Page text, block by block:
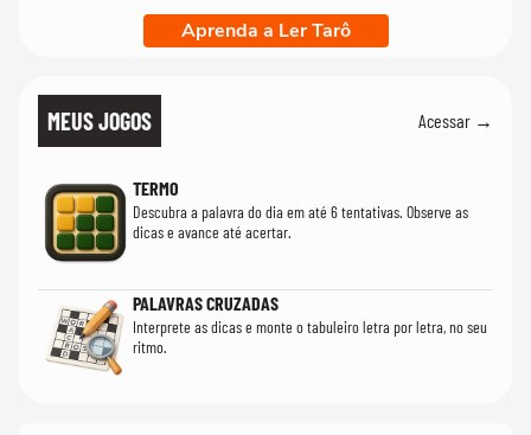
Aprenda a Ler Tarô
MEUS JOGOS Acessar →
TERMO
Descubra a palavra do dia em até 6 tentativas. Observe as
dicas e avance até acertar.
PALAVRAS CRUZADAS
Interprete as dicas e monte o tabuleiro letra por letra, no seu
ritmo.